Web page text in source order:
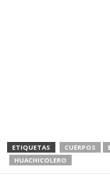
ETIQUETAS CUERPOS
HUACHICOLERO